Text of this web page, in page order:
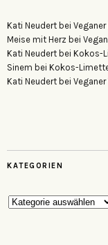
Kati Neudert bei
Meise mit Herz bei
Kati Neudert bei Kokos-
Sinem bei Kokos-
Kati Neudert bei
KATEGORIEN
Kategorien